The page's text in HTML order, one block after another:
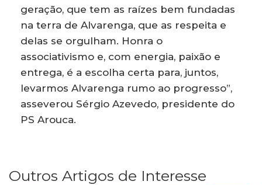
geração, que tem as raízes bem fundadas
na terra de Alvarenga, que as respeita e
delas se orgulham. Honra o
associativismo e, com energia, paixão e
entrega, é a escolha certa para, juntos,
levarmos Alvarenga rumo ao progresso”,
asseverou Sérgio Azevedo, presidente do
PS Arouca.
Outros Artigos de Interesse